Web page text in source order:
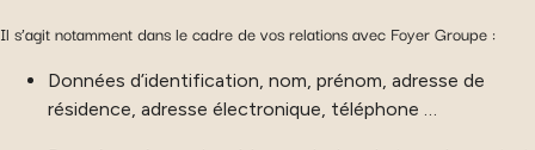
Il s’agit notamment dans le cadre de vos relations avec Foyer Groupe :
Données d’identification, nom, prénom, adresse de
résidence, adresse électronique, téléphone …